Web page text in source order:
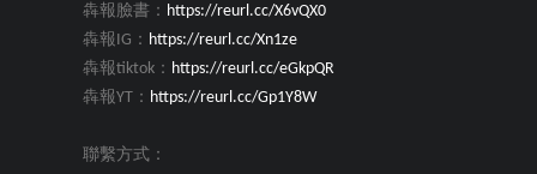
犇報臉書： https://reurl.cc/X6vQX0
犇報IG： https://reurl.cc/Xn1ze
犇報tiktok： https://reurl.cc/eGkpQR
犇報YT： https://reurl.cc/Gp1Y8W
聯繫方式：